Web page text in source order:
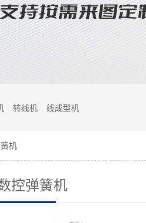
转线机 线成型机
机
控弹簧机